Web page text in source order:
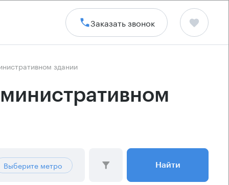
Заказать звонок
здании
Выберите метро Найти